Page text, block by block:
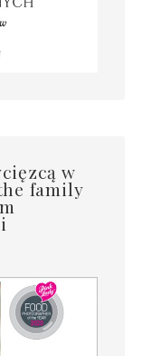
w
family